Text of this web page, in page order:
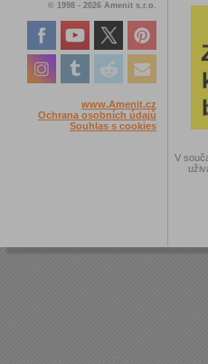
© 1998 - 2026 Amenit s.r.o.
www.Amenit.cz
Ochrana osobních údajů
Souhlas s cookies
V